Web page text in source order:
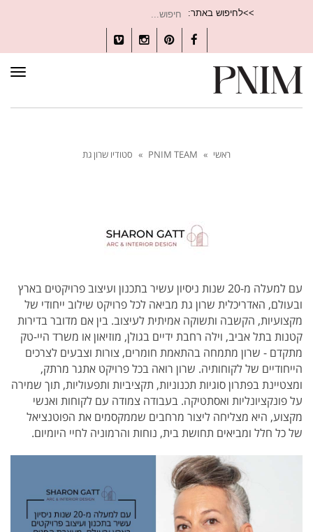
>>לחיפוש באתר:
עבור:
Facebook
Pinterest
Instagram
Vimeo
ראשי »
PNIM TEAM
» סטודיו שרון גת
עם למעלה מ-20 שנות ניסיון עשיר בתכנון ועיצוב פרויקטים בארץ
ובעולם, האדריכלית שרון גת מביאה לכל פרויקט שילוב ייחודי של
מקצועיות, הקשבה ותשוקה אמיתית לעיצוב. בין אם מדובר בדירות
קטנות בתל אביב, וילה רחבת ידיים בגולן, מוזיאון או משרד היי-טק
מתקדם - שרון מתמחה בהתאמת חומרים, צורות וצבעים לצרכים
הייחודיים של לקוחותיה. שרון רואה בכל פרויקט אתגר מרתק,
ומצטיינת בפתרון סוגיות תכנוניות, תקציביות ותפעוליות, תוך שמירה
על פונקציונליות ואסתטיקה. בעבודה צמודה עם לקוחות ואנשי
מקצוע, היא מצליחה ליצור מרחבים שממקסמים את הפוטנציאל
של כל חלל ומביאים תחושת בית, נוחות והרמוניה לחיי היומיום.